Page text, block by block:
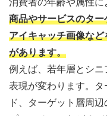
消費者の年齢や属性に
商品やサービスのタ
アイキャッチ画像な
があります。
例えば、若年層とシ
表現が変わります。
ド、ターゲット層周